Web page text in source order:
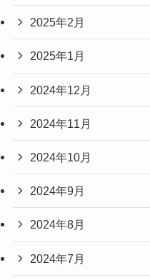
2025年2月
2025年1月
2024年12月
2024年11月
2024年10月
2024年9月
2024年8月
2024年7月